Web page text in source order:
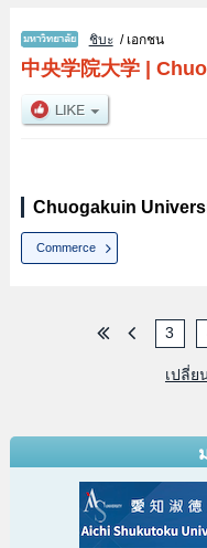
ชิบะ/ เอกชน
中央学院大学|
Chuogakuin
Commerce
3
เปลี่ย